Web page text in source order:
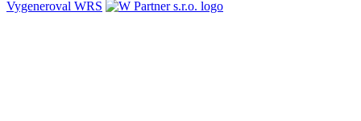
Vygeneroval WRS